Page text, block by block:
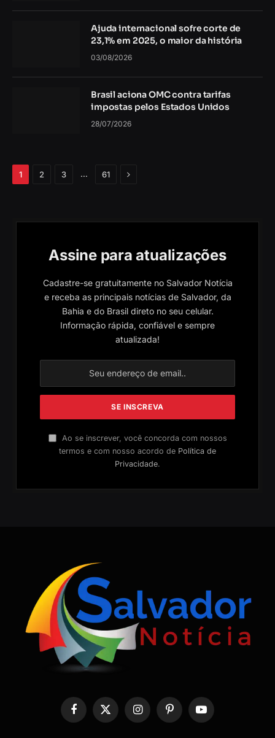
Ajuda internacional sofre corte de
23,1% em 2025, o maior da história
03/08/2026
Brasil aciona OMC contra tarifas
impostas pelos Estados Unidos
28/07/2026
1 2 3 … 61 Próximo
Assine para atualizações
Cadastre-se gratuitamente no Salvador Notícia
e receba as principais notícias de Salvador, da
Bahia e do Brasil direto no seu celular.
Informação rápida, confiável e sempre
atualizada!
Ao se inscrever, você concorda com nossos
termos e com nosso acordo de Política de
Privacidade.
Facebook
X
(Twitter)
InstagramPinterestYouTube